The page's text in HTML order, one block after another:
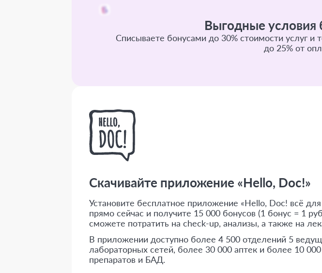
Выгодные
Списываете бонусами до 30% стоимости услуг
до 25% от
Скачивайте приложение «Hello, Doc!»
Установите бесплатное приложение «Hello, Doc! всё для
прямо сейчас и получите 15 000 бонусов (1 бонус = 1
сможете потратить на check-up, анализы, а также на
В приложении доступно более 4 500 отделений 5
лабораторных сетей, более 30 000 аптек и более 10
препаратов и БАД.